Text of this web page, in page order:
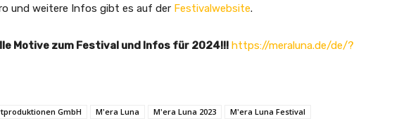
und weitere Infos gibt es auf der Festivalwebsite.
Motive zum Festival und Infos für 2024!!! https://meraluna.de/de/?
GmbH M'era Luna M'era Luna 2023 M'era Luna Festival